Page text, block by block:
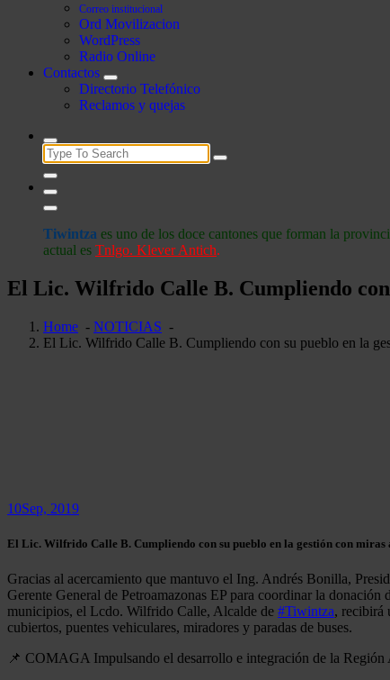
Correo institucional
Ord Movilizacion
WordPress
Radio Online
Contactos
Directorio Telefónico
Reclamos y quejas
Search
for:
Tiwintza es uno de los doce cantones que forman la
actual es Tnlgo. Klever Antich.
El Lic. Wilfrido Calle B. Cumpliendo
Home - NOTICIAS -
El Lic. Wilfrido Calle B. Cumpliendo con su pueblo en la
10Sep, 2019
El Lic. Wilfrido Calle B. Cumpliendo con su pueblo en la gestión con
Gracias al acercamiento que mantuvo el Ing. Andrés Bonilla,
Gerente General de Petroamazonas EP para coordinar la donación
municipios, el Lcdo. Wilfrido Calle, Alcalde de #Tiwintza, recibirá
cubiertos, puentes vehiculares, miradores y paradas de buses.
📌 COMAGA Impulsando el desarrollo e integración de la Región